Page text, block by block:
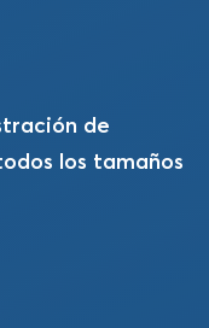
de
los tamaños